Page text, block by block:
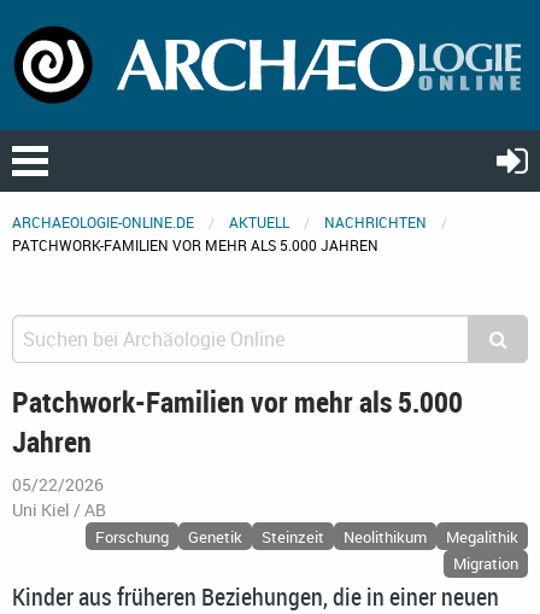
ARCHAEOLOGIE-ONLINE.DE AKTUELL
NACHRICHTEN
PATCHWORK-FAMILIEN VOR MEHR ALS 5.000 JAHREN
Patchwork-Familien vor mehr als 5.000
Jahren
05/22/2026
Uni Kiel / AB
Forschung Genetik Steinzeit Neolithikum
Megalithik
Migration
Kinder aus früheren Beziehungen, die in einer neuen